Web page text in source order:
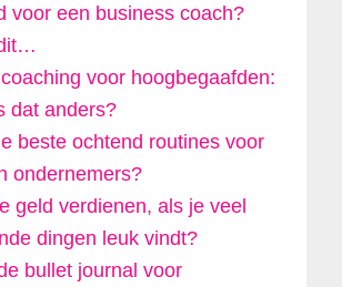
voor een business coach?
voor hoogbegaafden:
dat anders?
beste ochtend routines voor
ondernemers?
geld verdienen, als je veel
dingen leuk vindt?
bullet journal voor